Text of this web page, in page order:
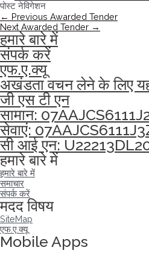
पोस्ट नेविगेशन
← Previous Awarded Tender
Next Awarded Tender →
हमारे बारे में
संपर्क करें
एफ.ए.क्यू
अखंडता वचन लेने के लिए
जी एस टी एन
सामान:
सेवाएं:
सी आई एन:
हमारे बारे में
हमारे बारे में
समाचार
संपर्क करें
मदद विषय
SiteMap
एफ.ए.क्यू
Mobile Apps